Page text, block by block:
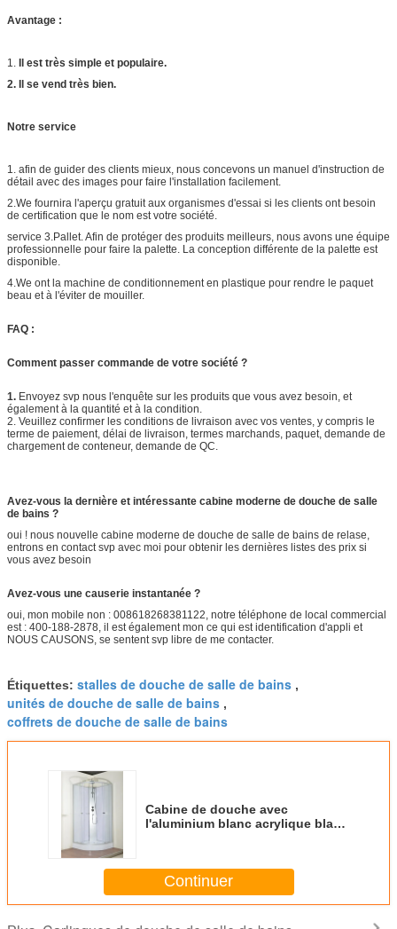
Avantage :
1. Il est très simple et populaire.
2. Il se vend très bien.
Notre service
1. afin de guider des clients mieux, nous concevons un manuel d'instruction de
détail avec des images pour faire l'installation facilement.
2.We fournira l'aperçu gratuit aux organismes d'essai si les clients ont besoin
de certification que le nom est votre société.
service 3.Pallet. Afin de protéger des produits meilleurs, nous avons une équipe
professionnelle pour faire la palette. La conception différente de la palette est
disponible.
4.We ont la machine de conditionnement en plastique pour rendre le paquet
beau et à l'éviter de mouiller.
FAQ :
Comment passer commande de votre société ?
1. Envoyez svp nous l'enquête sur les produits que vous avez besoin, et
également à la quantité et à la condition.
2. Veuillez confirmer les conditions de livraison avec vos ventes, y compris le
terme de paiement, délai de livraison, termes marchands, paquet, demande de
chargement de conteneur, demande de QC.
Avez-vous la dernière et intéressante cabine moderne de douche de salle
de bains ?
oui ! nous nouvelle cabine moderne de douche de salle de bains de relase,
entrons en contact svp avec moi pour obtenir les dernières listes des prix si
vous avez besoin
Avez-vous une causerie instantanée ?
oui, mon mobile non : 008618268381122, notre téléphone de local commercial
est : 400-188-2878, il est également mon ce qui est identification d'appli et
NOUS CAUSONS, se sentent svp libre de me contacter.
Étiquettes: stalles de douche de salle de bains ,
unités de douche de salle de bains ,
coffrets de douche de salle de bains
Cabine de douche avec
l'aluminium blanc acrylique blanc
Continuer